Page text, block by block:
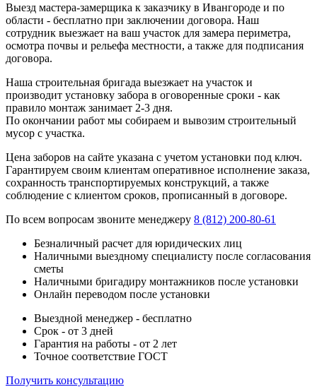
Выезд мастера-замерщика к заказчику в Ивангороде и по
области - бесплатно при заключении договора. Наш
сотрудник выезжает на ваш участок для замера периметра,
осмотра почвы и рельефа местности, а также для подписания
договора.
Наша строительная бригада выезжает на участок и
производит установку забора в оговоренные сроки - как
правило монтаж занимает 2-3 дня.
По окончании работ мы собираем и вывозим строительный
мусор с участка.
Цена заборов на сайте указана с учетом установки под ключ.
Гарантируем своим клиентам оперативное исполнение заказа,
сохранность транспортируемых конструкций, а также
соблюдение с клиентом сроков, прописанный в договоре.
По всем вопросам звоните менеджеру 8 (812) 200-80-61
Безналичный расчет для юридических лиц
Наличными выездному специалисту после согласования
сметы
Наличными бригадиру монтажников после установки
Онлайн переводом после установки
Выездной менеджер - бесплатно
Срок - от 3 дней
Гарантия на работы - от 2 лет
Точное соответствие ГОСТ
Получить консультацию